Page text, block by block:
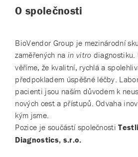
O společnosti
BioVendor Group je mezinárodní
zaměřených na in vitro diagnostiku.
věříme, že kvalitní, rychlá a
předpokladem úspěšné léčby.
pacienti jsou naším důvodem k
nových cest a přístupů. Odvaha
kým jsme.
Pozice je součástí společnosti
Diagnostics, s.r.o.